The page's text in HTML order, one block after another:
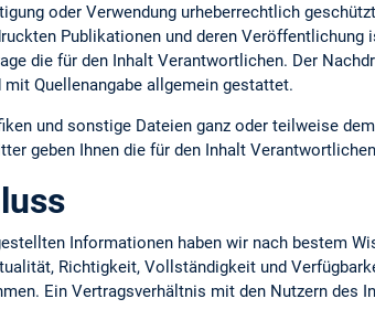
oder Verwendung urheberrechtlich
Publikationen und deren
die für den Inhalt Verantwortlichen. Der
Quellenangabe allgemein gestattet.
und sonstige Dateien ganz oder teilweise
geben Ihnen die für den Inhalt
Informationen haben wir nach bestem
Richtigkeit, Vollständigkeit und
Ein Vertragsverhältnis mit den Nutzern des